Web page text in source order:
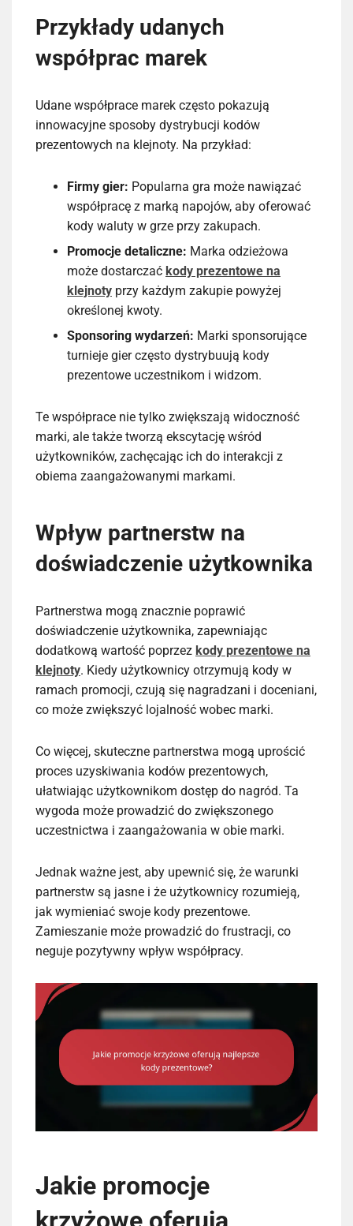
Przykłady udanych
współprac marek
Udane współprace marek często pokazują
innowacyjne sposoby dystrybucji kodów
prezentowych na klejnoty. Na przykład:
Firmy gier: Popularna gra może nawiązać
współpracę z marką napojów, aby oferować
kody waluty w grze przy zakupach.
Promocje detaliczne: Marka odzieżowa
może dostarczać kody prezentowe na
klejnoty przy każdym zakupie powyżej
określonej kwoty.
Sponsoring wydarzeń: Marki sponsorujące
turnieje gier często dystrybuują kody
prezentowe uczestnikom i widzom.
Te współprace nie tylko zwiększają widoczność
marki, ale także tworzą ekscytację wśród
użytkowników, zachęcając ich do interakcji z
obiema zaangażowanymi markami.
Wpływ partnerstw na
doświadczenie użytkownika
Partnerstwa mogą znacznie poprawić
doświadczenie użytkownika, zapewniając
dodatkową wartość poprzez kody prezentowe na
klejnoty. Kiedy użytkownicy otrzymują kody w
ramach promocji, czują się nagradzani i doceniani,
co może zwiększyć lojalność wobec marki.
Co więcej, skuteczne partnerstwa mogą uprościć
proces uzyskiwania kodów prezentowych,
ułatwiając użytkownikom dostęp do nagród. Ta
wygoda może prowadzić do zwiększonego
uczestnictwa i zaangażowania w obie marki.
Jednak ważne jest, aby upewnić się, że warunki
partnerstw są jasne i że użytkownicy rozumieją,
jak wymieniać swoje kody prezentowe.
Zamieszanie może prowadzić do frustracji, co
neguje pozytywny wpływ współpracy.
Jakie promocje